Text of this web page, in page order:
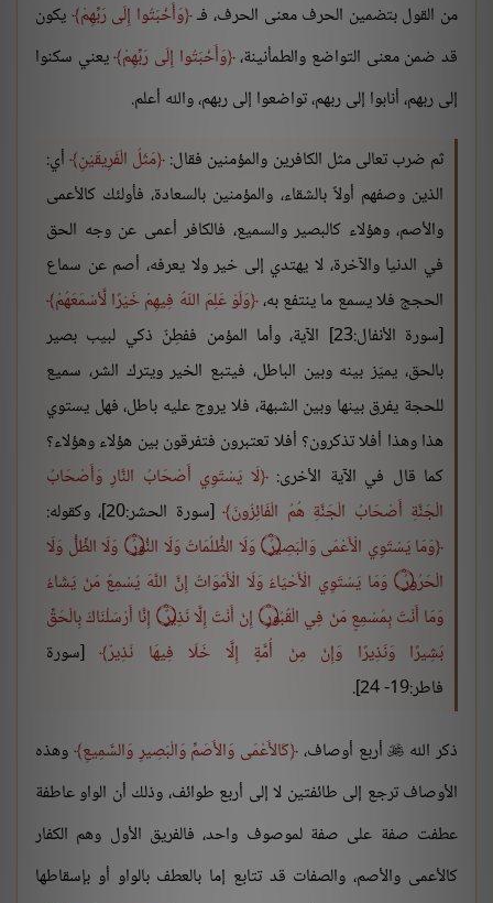
من القول بتضمين الحرف معنى الحرف، فـ وَأَخْبَتُوا إِلَى رَبِّهِمْ يكون
قد ضمن معنى التواضع والطمأنينة، وَأَخْبَتُوا إِلَى رَبِّهِمْ يعني سكنوا
إلى ربهم، أنابوا إلى ربهم، تواضعوا إلى ربهم، والله أعلم.
ثم ضرب تعالى مثل الكافرين والمؤمنين فقال: مَثَلُ الْفَرِيقَيْنِ أي:
الذين وصفهم أولاً بالشقاء، والمؤمنين بالسعادة، فأولئك كالأعمى
والأصم، وهؤلاء كالبصير والسميع، فالكافر أعمى عن وجه الحق
في الدنيا والآخرة، لا يهتدي إلى خير ولا يعرفه، أصم عن سماع
الحجج فلا يسمع ما ينتفع به، وَلَوْ عَلِمَ اللّهُ فِيهِمْ خَيْرًا لَّأسْمَعَهُمْ
[سورة الأنفال:23] الآية، وأما المؤمن ففطِنٌ ذكي لبيب بصير
بالحق، يميّز بينه وبين الباطل، فيتبع الخير ويترك الشر، سميع
للحجة يفرق بينها وبين الشبهة، فلا يروج عليه باطل، فهل يستوي
هذا وهذا أفلا تذكرون؟ أفلا تعتبرون فتفرقون بين هؤلاء وهؤلاء؟
كما قال في الآية الأخرى: لَا يَسْتَوِي أَصْحَابُ النَّارِ وَأَصْحَابُ
الْجَنَّةِ أَصْحَابُ الْجَنَّةِ هُمُ الْفَائِزُونَ [سورة الحشر:20]، وكقوله:
وَمَا يَسْتَوِي الْأَعْمَى وَالْبَصِيرُ ۝ وَلَا الظُّلُمَاتُ وَلَا النُّورُ ۝ وَلَا الظِّلُّ وَلَا
الْحَرُورُ ۝ وَمَا يَسْتَوِي الْأَحْيَاءُ وَلَا الْأَمْوَاتُ إِنَّ اللَّهَ يُسْمِعُ مَنْ يَشَاءُ
وَمَا أَنْتَ بِمُسْمِعٍ مَنْ فِي الْقُبُورِ ۝ إِنْ أَنْتَ إِلَّا نَذِيرٌ ۝ إِنَّا أَرْسَلْنَاكَ بِالْحَقِّ
بَشِيرًا وَنَذِيرًا وَإِنْ مِنْ أُمَّةٍ إِلَّا خَلَا فِيهَا نَذِيرٌ [سورة
فاطر:19- 24].
ذكر الله أربع أوصاف، كَالأَعْمَى وَالأَصَمِّ وَالْبَصِيرِ وَالسَّمِيعِ وهذه
الأوصاف ترجع إلى طائفتين لا إلى أربع طوائف، وذلك أن الواو عاطفة
عطفت صفة على صفة لموصوف واحد، فالفريق الأول وهم الكفار
كالأعمى والأصم، والصفات قد تتابع إما بالعطف بالواو أو بإسقاطها